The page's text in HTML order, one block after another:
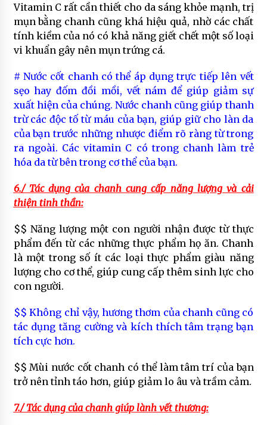
Vitamin C rất cần thiết cho da sáng khỏe mạnh, trị
mụn bằng chanh cũng khá hiệu quả, nhờ các chất
tính kiềm của nó có khả năng giết chết một số loại
vi khuẩn gây nên mụn trứng cá.
# Nước cốt chanh có thể áp dụng trực tiếp lên vết
sẹo hay đốm đồi mồi, vết nám để giúp giảm sự
xuất hiện của chúng. Nước chanh cũng giúp thanh
trừ các độc tố từ máu của bạn, giúp giữ cho làn da
của bạn trước những nhược điểm rõ ràng từ trong
ra ngoài. Các vitamin C có trong chanh làm trẻ
hóa da từ bên trong cơ thể của bạn.
6./ Tác dụng của chanh cung cấp năng lượng và cải
thiện tinh thần:
$$ Năng lượng một con người nhận được từ thực
phẩm đến từ các những thực phẩm họ ăn. Chanh
là một trong số ít các loại thực phẩm giàu năng
lượng cho cơ thể, giúp cung cấp thêm sinh lực cho
con người.
$$ Không chỉ vậy, hương thơm của chanh cũng có
tác dụng tăng cường và kích thích tâm trạng bạn
tích cực hơn.
$$ Mùi nước cốt chanh có thể làm tâm trí của bạn
trở nên tỉnh táo hơn, giúp giảm lo âu và trầm cảm.
7./ Tác dụng của chanh giúp lành vết thương: